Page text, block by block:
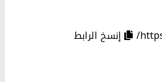
إنسخ الرابط